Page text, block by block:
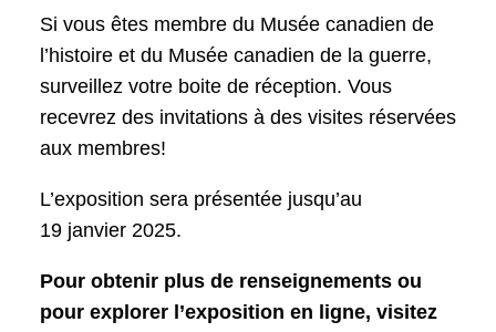
Si vous êtes membre du Musée canadien de
l’histoire et du Musée canadien de la guerre,
surveillez votre boite de réception. Vous
recevrez des invitations à des visites réservées
aux membres!
L’exposition sera présentée jusqu’au
19 janvier 2025.
Pour obtenir plus de renseignements ou
pour explorer l’exposition en ligne, visitez